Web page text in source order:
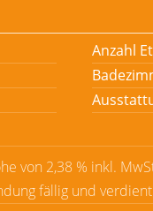
Anzahl
von 2,38 % inkl.
fällig und